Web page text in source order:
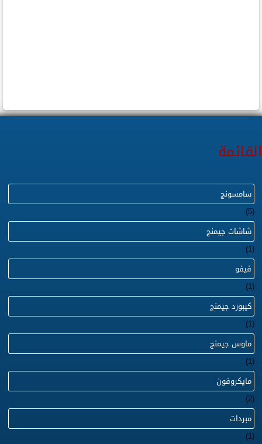
القائمة
سامسونج
(5)
شاشات جيمنج
(1)
فيفو
(1)
كيبورد جيمنج
(1)
ماوس جيمنج
(1)
مايكروفون
(2)
مبردات
(1)